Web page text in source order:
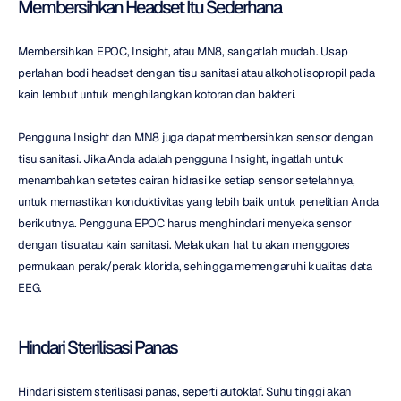
Membersihkan Headset Itu Sederhana
Membersihkan EPOC, Insight, atau MN8, sangatlah mudah. Usap
perlahan bodi headset dengan tisu sanitasi atau alkohol isopropil pada
kain lembut untuk menghilangkan kotoran dan bakteri.
Pengguna Insight dan MN8 juga dapat membersihkan sensor dengan
tisu sanitasi. Jika Anda adalah pengguna Insight, ingatlah untuk
menambahkan setetes cairan hidrasi ke setiap sensor setelahnya,
untuk memastikan konduktivitas yang lebih baik untuk penelitian Anda
berikutnya. Pengguna EPOC harus menghindari menyeka sensor
dengan tisu atau kain sanitasi. Melakukan hal itu akan menggores
permukaan perak/perak klorida, sehingga memengaruhi kualitas data
EEG.
Hindari Sterilisasi Panas
Hindari sistem sterilisasi panas, seperti autoklaf. Suhu tinggi akan